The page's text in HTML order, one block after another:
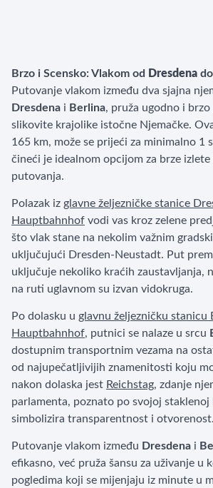
Brzo i Scensko: Vlakom od Dresdena do
Putovanje vlakom između dva sjajna
Dresdena i Berlina, pruža ugodno i
slikovite krajolike istočne Njemačke.
165 km, može se prijeći za minimalno 1
čineći je idealnom opcijom za brze
putovanja.
Polazak iz glavne željezničke stanice
Hauptbahnhof vodi vas kroz zelene
što vlak stane na nekolim važnim
uključujući Dresden-Neustadt. Put
uključuje nekoliko kraćih zaustavljanja,
na ruti uglavnom su izvan vidokruga.
Po dolasku u glavnu željezničku stanicu
Hauptbahnhof, putnici se nalaze u srcu
dostupnim transportnim vezama na
od najupečatljivijih znamenitosti koju
nakon dolaska jest Reichstag, zdanje
parlamenta, poznato po svojoj staklenoj
simbolizira transparentnost i otvorenost.
Putovanje vlakom između Dresdena i
efikasno, već pruža šansu za uživanje u
pogledima koji se mijenjaju iz minute u